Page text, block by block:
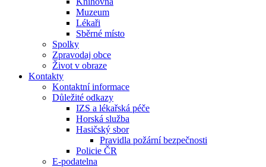
Muzeum
Lékaři
Sběrné místo
Spolky
Zpravodaj obce
Život v obraze
Kontakty
Kontaktní informace
Důležité odkazy
IZS a lékařská péče
Horská služba
Hasičský sbor
Pravidla požární bezpečnosti
Policie ČR
E-podatelna